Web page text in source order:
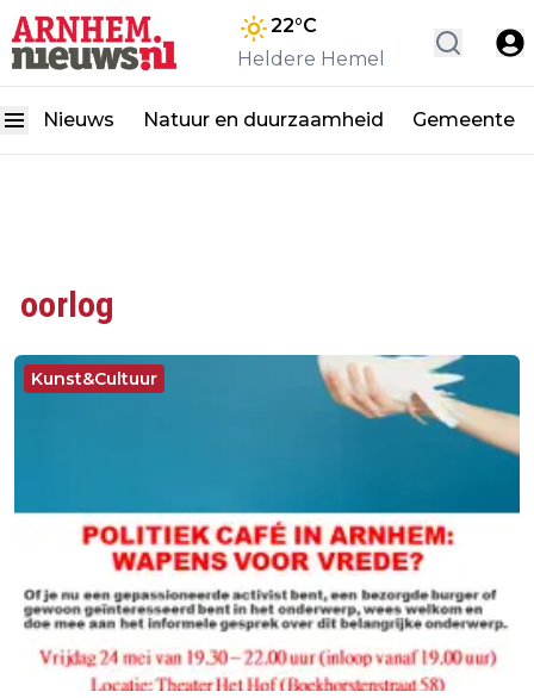
22°C
Heldere Hemel
Nieuws Natuur en duurzaamheid Gemeente
oorlog
Kunst&Cultuur